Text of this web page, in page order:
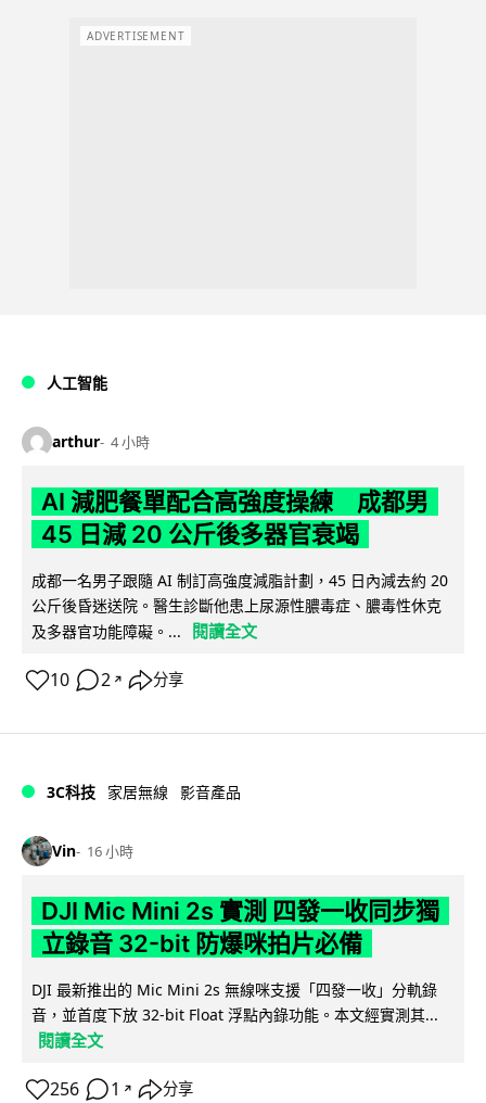
ADVERTISEMENT
人工智能
arthur 4 小時
AI 減肥餐單配合高強度操練 成都男
45 日減 20 公斤後多器官衰竭
成都一名男子跟隨 AI 制訂高強度減脂計劃，45 日內減去約 20
公斤後昏迷送院。醫生診斷他患上尿源性膿毒症、膿毒性休克
及多器官功能障礙。...
閱讀全文
10 2 ↗ 分享
3C科技 家居無線 影音產品
Vin 16 小時
DJI Mic Mini 2s 實測 四發一收同步獨
立錄音 32-bit 防爆咪拍片必備
DJI 最新推出的 Mic Mini 2s 無線咪支援「四發一收」分軌錄
音，並首度下放 32-bit Float 浮點內錄功能。本文經實測其...
閱讀全文
256 1 ↗ 分享